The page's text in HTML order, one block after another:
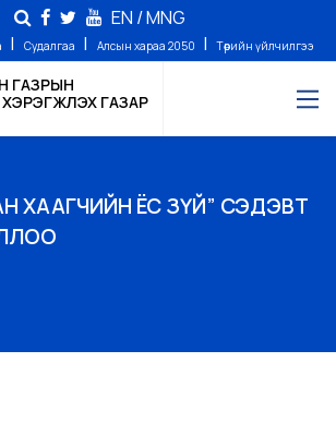
EN /MNG
| Судалгаа | Алсын хараа 2050 | Төрийн үйлчилгээ
ГАЗРЫН
ГАЗАР
ХААГЧИЙН ЁС ЗҮЙ” СЭДЭВТ